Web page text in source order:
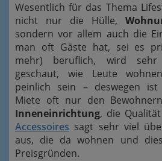
Wesentlich für das Thema
nicht nur die Hülle,
sondern vor allem auch die
man oft Gäste hat, sei es
mehr) beruflich, wird
geschaut, wie Leute
peinlich sein – deswegen
Miete oft nur den
Inneneinrichtung, die
Accessoires sagt sehr viel
aus, die da wohnen und
Preisgründen.